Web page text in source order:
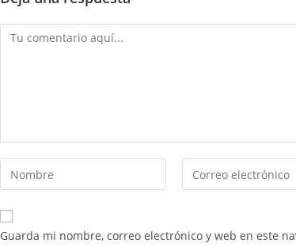
Guarda mi nombre, correo electrónico y web en este